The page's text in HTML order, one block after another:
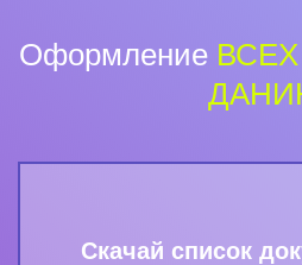
Оформление
Скачай список